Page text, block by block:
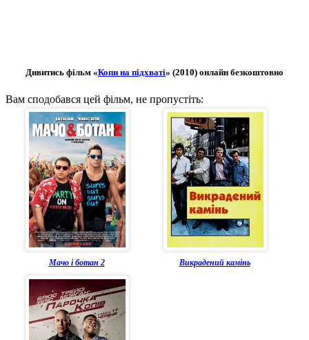
Дивитись фільм «Копи на підхваті» (2010) онлайн безкоштовно
Вам сподобався цей фільм, не пропустіть:
Мачо і ботан 2 Викрадений камінь